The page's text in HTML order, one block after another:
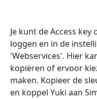
Je kunt de Access
loggen en in de
'Webservices'. Hier
kopiëren of ervoor
maken. Kopieer de
en koppel Yuki aan